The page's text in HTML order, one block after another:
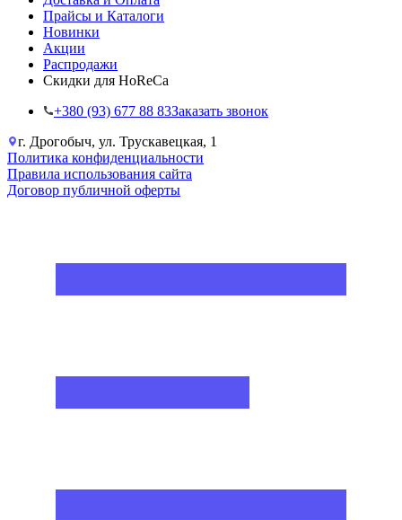
Прайсы и Каталоги
Новинки
Акции
Распродажи
Скидки для HoReCa
+38‎0 (93) 677 88 83Заказать звонок
г. Дрогобыч, ул. Трускавецкая, 1
Политика конфиденциальности
Правила использования сайта
Договор публичной оферты